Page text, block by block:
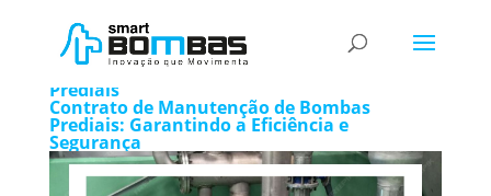
Contrato de Manutenção de Bombas
Prediais
Contrato de Manutenção de Bombas
Prediais: Garantindo a Eficiência e
Segurança